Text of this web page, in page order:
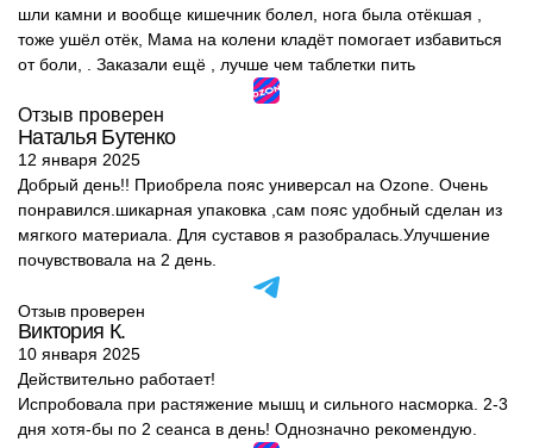
шли камни и вообще кишечник болел, нога была отёкшая ,
тоже ушёл отёк, Мама на колени кладёт помогает избавиться
от боли, . Заказали ещё , лучше чем таблетки пить
Отзыв проверен
Наталья Бутенко
12 января 2025
Добрый день!! Приобрела пояс универсал на Ozone. Очень
понравился.шикарная упаковка ,сам пояс удобный сделан из
мягкого материала. Для суставов я разобралась.Улучшение
почувствовала на 2 день.
Отзыв проверен
Виктория К.
10 января 2025
Действительно работает!
Испробовала при растяжение мышц и сильного насморка. 2-3
дня хотя-бы по 2 сеанса в день! Однозначно рекомендую.